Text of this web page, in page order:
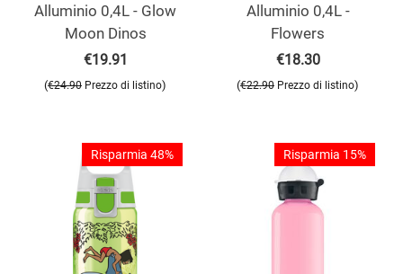
Alluminio 0,4L - Glow
Moon Dinos
€19.91
(€24.90 Prezzo di listino)
Alluminio 0,4L -
Flowers
€18.30
(€22.90 Prezzo di listino)
Risparmia 48% Risparmia 15%